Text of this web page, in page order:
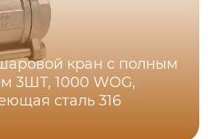
кран с полным
3ШТ, 1000 WOG,
сталь 316